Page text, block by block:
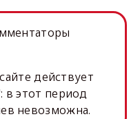
действует
этот период
невозможна.